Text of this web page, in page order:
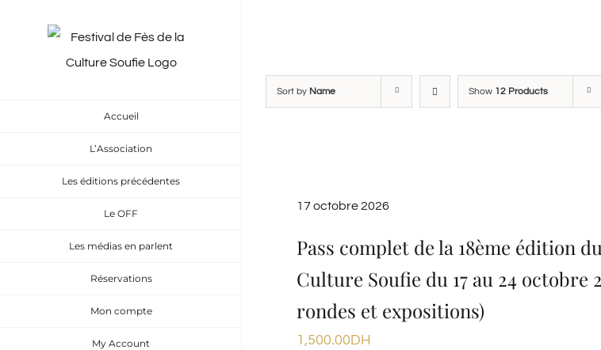
Accueil
L’Association
Les éditions précédentes
Le OFF
Les médias en parlent
Réservations
Mon compte
My Account
Sort by Name Show 12 Products
17 octobre 2026
Pass complet de la 18ème édition
Culture Soufie du 17 au 24 octobre
rondes et expositions)
1,500.00DH